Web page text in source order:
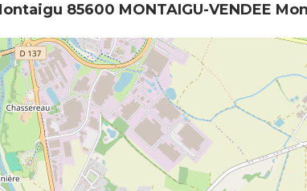
85600 MONTAIGU-VENDEE